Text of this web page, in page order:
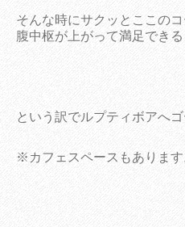
そんな時にサクッとここの
腹中枢が上がって満足できる
という訳でルプティボアへゴ
※カフェスペースもあります